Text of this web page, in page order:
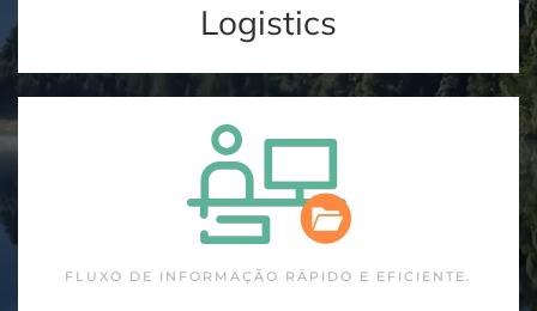
Logistics
FLUXO DE INFORMAÇÃO RÁPIDO E EFICIENTE.